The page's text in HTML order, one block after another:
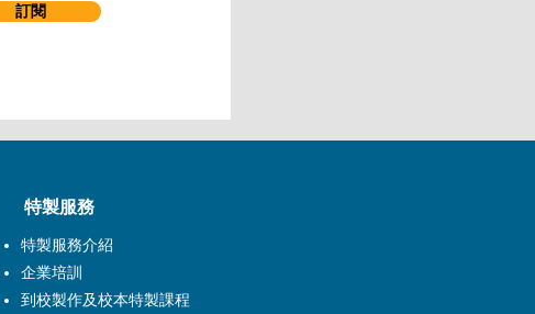
訂閱
特製服務
特製服務介紹
企業培訓
到校製作及校本特製課程